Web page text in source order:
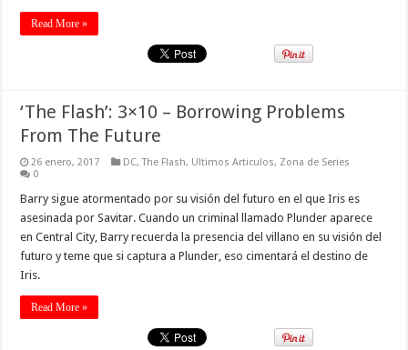
Read More »
‘The Flash’: 3×10 – Borrowing Problems
From The Future
26 enero, 2017 DC,The Flash, Ultimos Articulos, Zona de Series
0
Barry sigue atormentado por su visión del futuro en el que Iris es
asesinada por Savitar. Cuando un criminal llamado Plunder aparece
en Central City, Barry recuerda la presencia del villano en su visión del
futuro y teme que si captura a Plunder, eso cimentará el destino de
Iris.
Read More »